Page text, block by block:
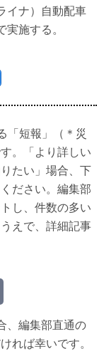
イナ）自動配車
施する。
「短報」（＊災
。「より詳しい
たい」場合、下
ださい。編集部
し、件数の多い
えで、詳細記事
、編集部直通の
れば幸いです。